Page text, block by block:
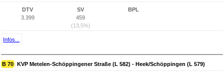
DTV
3.399
SV
459
(13,5%)
BPL
Infos...
B 70 KVP Metelen-Schöppingener Straße (L 582) - Heek/Schöppingen (L 579)